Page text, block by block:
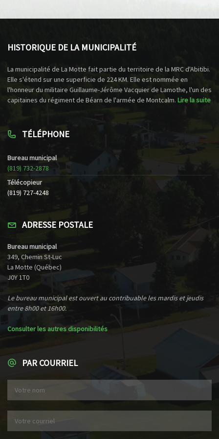
HISTORIQUE DE LA MUNICIPALITÉ
La municipalité de La Motte fait partie du territoire de la MRC d'Abitibi.
Elle s'étend sur une superficie de 224 KM. Elle est nommée en
l'honneur du militaire Guillaume-Jérôme Vacquier de Lamothe, l'un des
capitaines du régiment de Béarn de l'armée de Montcalm. Lire la suite
TÉLÉPHONE
Bureau municipal
(819) 732-2878
Télécopieur
(819) 727-4248
ADRESSE POSTALE
Bureau municipal
349, Chemin St-Luc
La Motte (Québec)
J0Y 1T0
Le bureau municipal est ouvert au contribuable les mardis et jeudis
entre 8h00 et 16h00.
Consulter les autres disponibilités
PAR COURRIEL